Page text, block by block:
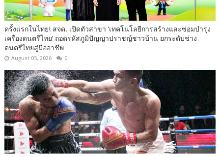
ครั้งแรกในไทย! สจด. เปิดตัวสาขา ‘เทคโนโลยีการสร้างและซ่อมบำรุง
เครื่องดนตรีไทย’ ​ถอดรหัสภูมิปัญญาปราชญ์ชาวบ้าน ยกระดับช่าง
ดนตรีไทยสู่มืออาชีพ
August 05, 2026 0